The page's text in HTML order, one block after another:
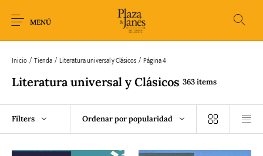
MENÚ
Inicio / Tienda / Literatura universal y Clásicos / Página 4
Literatura universal y Clásicos 363 items
Filters Ordenar por popularidad